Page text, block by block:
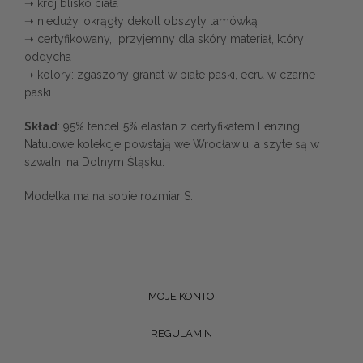
➝ krój blisko ciała
➝ nieduży, okrągły dekolt obszyty lamówką
➝ certyfikowany, przyjemny dla skóry materiał, który
oddycha
➝ kolory: zgaszony granat w białe paski, ecru w czarne
paski
Skład : 95% tencel 5% elastan z certyfikatem Lenzing.
Natulowe kolekcje powstają we Wrocławiu, a szyte są w
szwalni na Dolnym Śląsku.
Modelka ma na sobie rozmiar S.
MOJE KONTO
REGULAMIN